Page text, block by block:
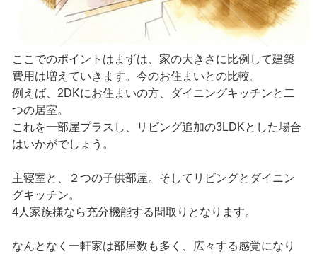
ここでのポイントはまずは、家の大きさに比例して建築
費用は増えていきます。今のお住まいとの比較。
例えば、2DKにお住まいの方、ダイニングキッチンと二
つの居室。
これを一部屋プラスし、リビング追加の3LDKとした場合
はいかがでしょう。
主寝室と、２つの子供部屋。そしてリビングとダイニン
グキッチン。
4人家族様なら充分機能する間取りとなります。
なんとなく一軒家は部屋数も多く、広々する感覚になり